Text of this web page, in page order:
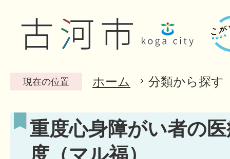
現在の位置 ホーム 分類から探す
重度心身障がい者の
度（マル福）